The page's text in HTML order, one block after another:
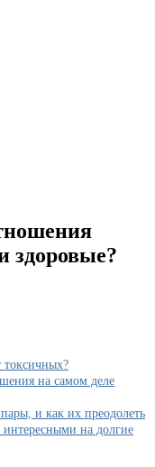
здоровые?
токсичных?
на самом деле
и как их преодолеть
на долгие